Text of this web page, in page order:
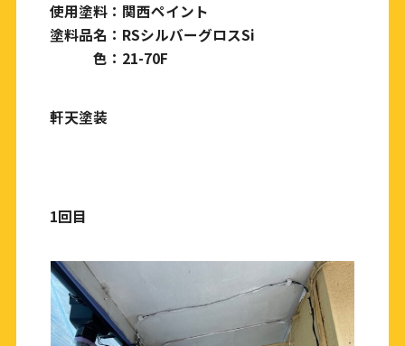
使用塗料：関西ペイント
塗料品名：RSシルバーグロスSi
色：21-70F
軒天塗装
1回目